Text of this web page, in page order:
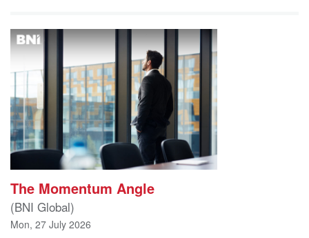
The Momentum Angle
(BNI Global)
Mon, 27 July 2026